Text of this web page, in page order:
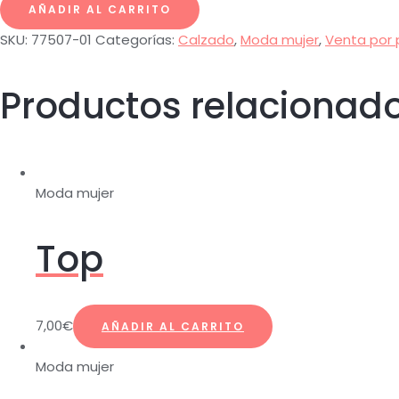
AÑADIR AL CARRITO
SKU: 77507-01 Categorías: Calzado,Moda mujer,Venta por
Productos
Moda mujer
Top
7,00€ AÑADIR AL CARRITO
Moda mujer